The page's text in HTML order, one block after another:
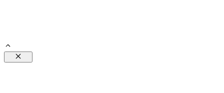
Schließen